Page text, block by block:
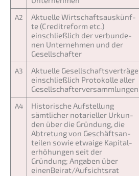
A2
Aktuel­le Wirtschafts­aus­künf­
te (Credit­re­form etc.)
einschließ­lich der verbun­de­
nen Unter­neh­men und der
Gesellschafter
A3
Aktuel­le Gesell­schafts­ver­trä­ge
einschließ­lich Proto­kol­le aller
Gesellschafterversammlungen
A4
Histo­ri­sche Aufstel­lung
sämtli­cher notari­el­ler Urkun­
den über die Gründung, die
Abtre­tung von Geschäfts­an­
tei­len sowie etwaige Kapital­
erhö­hun­gen seit der
Gründung; Angaben über
einenBeirat/Aufsichtsrat